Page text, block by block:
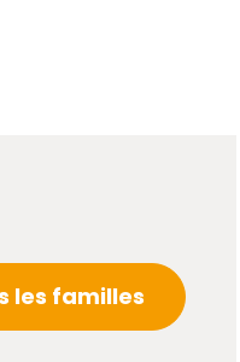
les familles